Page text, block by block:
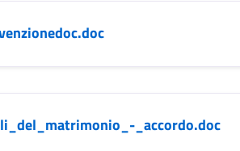
_accordo.doc